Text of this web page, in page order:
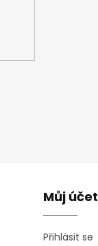
Můj účet
Přihlásit se